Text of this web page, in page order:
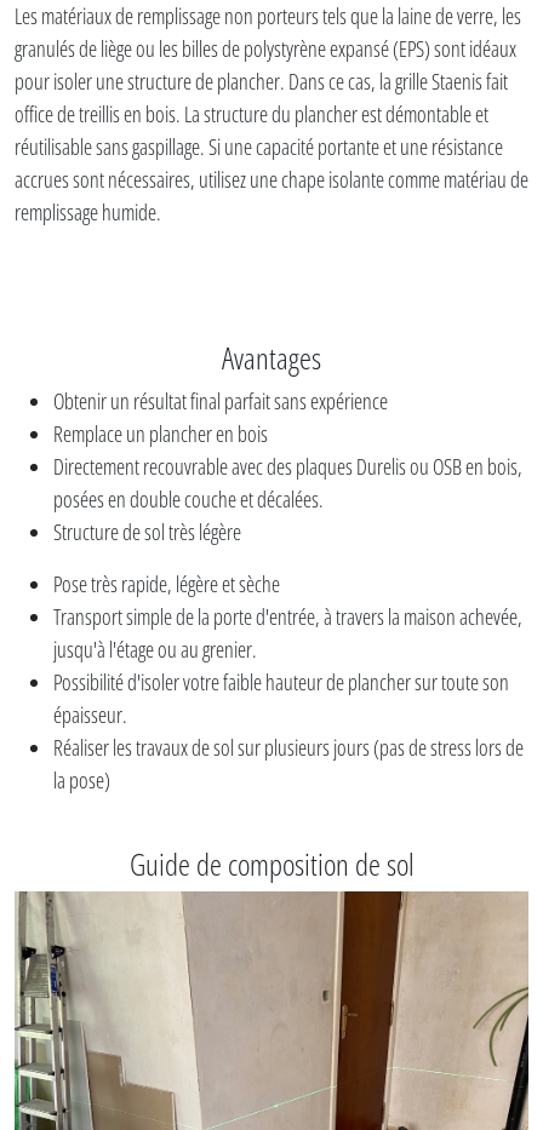
Les matériaux de remplissage non porteurs tels que la laine de verre, les
granulés de liège ou les billes de polystyrène expansé (EPS) sont idéaux
pour isoler une structure de plancher. Dans ce cas, la grille Staenis fait
office de treillis en bois. La structure du plancher est démontable et
réutilisable sans gaspillage. Si une capacité portante et une résistance
accrues sont nécessaires, utilisez une chape isolante comme matériau de
remplissage humide.
Avantages
Obtenir un résultat final parfait sans expérience
Remplace un plancher en bois
Directement recouvrable avec des plaques Durelis ou OSB en bois,
posées en double couche et décalées.
Structure de sol très légère
Pose très rapide, légère et sèche
Transport simple de la porte d'entrée, à travers la maison achevée,
jusqu'à l'étage ou au grenier.
Possibilité d'isoler votre faible hauteur de plancher sur toute son
épaisseur.
Réaliser les travaux de sol sur plusieurs jours (pas de stress lors de
la pose)
Guide de composition de sol